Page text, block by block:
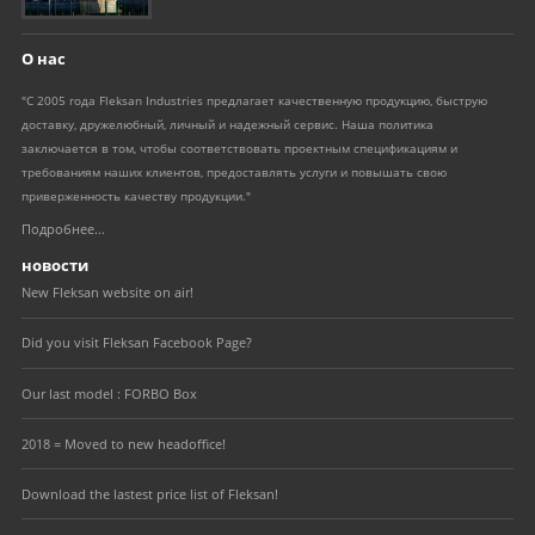
О нас
"С 2005 года Fleksan Industries предлагает качественную продукцию, быструю
доставку, дружелюбный, личный и надежный сервис. Наша политика
заключается в том, чтобы соответствовать проектным спецификациям и
требованиям наших клиентов, предоставлять услуги и повышать свою
приверженность качеству продукции."
Подробнее...
новости
New Fleksan website on air!
Did you visit Fleksan Facebook Page?
Our last model : FORBO Box
2018 = Moved to new headoffice!
Download the lastest price list of Fleksan!